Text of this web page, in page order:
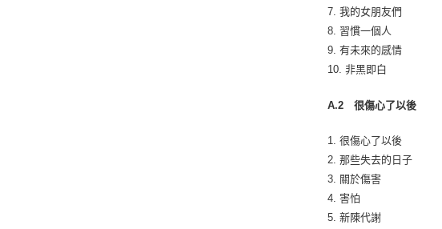
7. 我的女朋友們
8. 習慣一個人
9. 有未來的感情
10. 非黑即白
A.2 很傷心了以後
1. 很傷心了以後
2. 那些失去的日子
3. 關於傷害
4. 害怕
5. 新陳代謝